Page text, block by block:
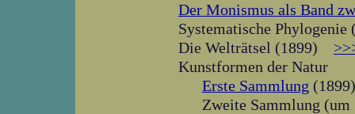
Der Monismus als Band
Systematische
Die Welträtsel (1899)
Kunstformen der Natur
Erste Sammlung (1899)
Zweite Sammlung